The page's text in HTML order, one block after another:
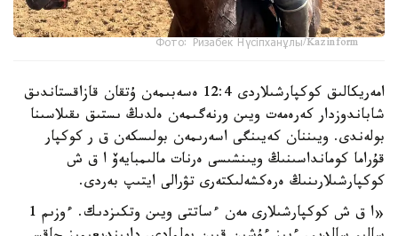
Фото: Ризабек Нүсіпханұлы/Kazinform
امەريكالىق كوكپارشىلاردى 12:4 ەسەبىمەن ۇتقان قازاقستاندىق
شاباندوزدار كەرەمەت ويىن ورنەگىمەن ەلدىڭ ىستىق ىقىلاسىنا
بولەندى. ويىننان كەيىنگى اسەرىمەن بولىسكەن ق ر كوكپار
قۇراما كومانداسىنىڭ ويىنشىسى ەرنات مالىمبايەۆ ا ق ش
كوكپارشىلارىنىڭ ەرەكشەلىكتەرى تۋرالى ايتىپ بەردى.
«ا ق ش كوكپارشىلارى مەن ءساتتى ويىن وتكىزدىك. ءوزىم 1